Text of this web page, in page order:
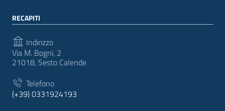
RECAPITI
Indirizzo
Via M. Bogni, 2
21018, Sesto Calende
Telefono
(+39) 0331924193